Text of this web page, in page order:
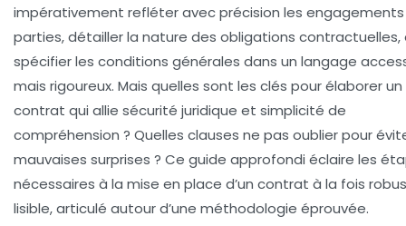
impérativement refléter avec précision les
parties, détailler la nature des obligations contractuelles,
spécifier les conditions générales dans un langage
mais rigoureux. Mais quelles sont les clés pour élaborer un
contrat qui allie sécurité juridique et simplicité de
compréhension ? Quelles clauses ne pas oublier pour
mauvaises surprises ? Ce guide approfondi éclaire les
nécessaires à la mise en place d’un contrat à la fois
lisible, articulé autour d’une méthodologie éprouvée.